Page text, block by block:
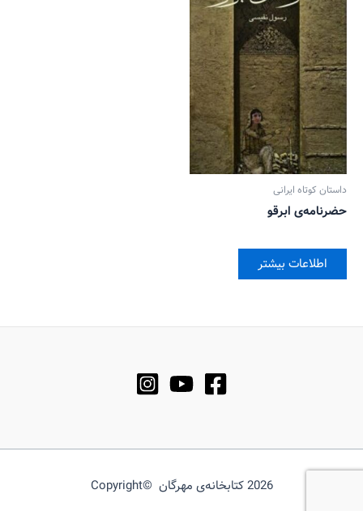
داستان کوتاه ایرانی
حضرنامه‌ی ابرقو
اطلاعات بیشتر
2026 کتابخانه‌ی مهرگان ©Copyright